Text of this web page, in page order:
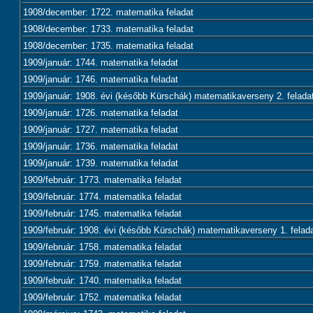
1908/december: 1722. matematika feladat
1908/december: 1733. matematika feladat
1908/december: 1735. matematika feladat
1909/január: 1744. matematika feladat
1909/január: 1746. matematika feladat
1909/január: 1908. évi (később Kürschák) matematikaverseny 2.
1909/január: 1726. matematika feladat
1909/január: 1727. matematika feladat
1909/január: 1736. matematika feladat
1909/január: 1739. matematika feladat
1909/február: 1773. matematika feladat
1909/február: 1774. matematika feladat
1909/február: 1745. matematika feladat
1909/február: 1908. évi (később Kürschák) matematikaverseny 1.
1909/február: 1758. matematika feladat
1909/február: 1759. matematika feladat
1909/február: 1740. matematika feladat
1909/február: 1752. matematika feladat